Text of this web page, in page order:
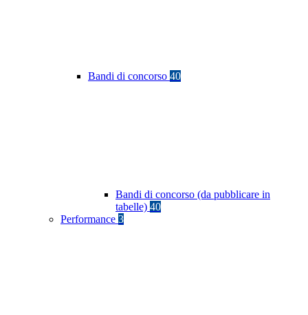
Bandi di concorso 40
Bandi di concorso (da pubblicare in
tabelle) 40
Performance 3